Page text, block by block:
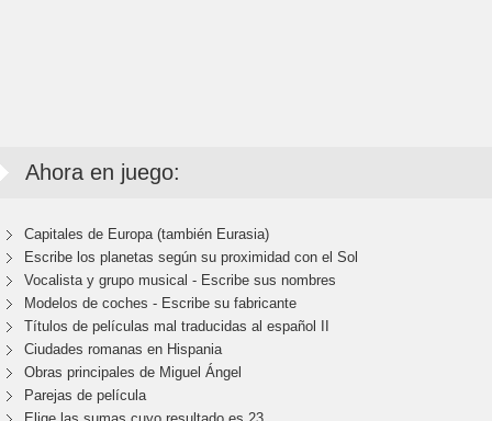
Ahora en juego:
Capitales de Europa (también Eurasia)
Escribe los planetas según su proximidad con el Sol
Vocalista y grupo musical - Escribe sus nombres
Modelos de coches - Escribe su fabricante
Títulos de películas mal traducidas al español II
Ciudades romanas en Hispania
Obras principales de Miguel Ángel
Parejas de película